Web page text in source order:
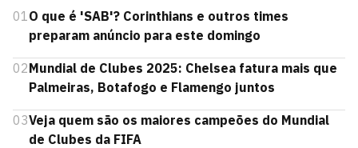
01O que é 'SAB'? Corinthians e outros times
preparam anúncio para este domingo
02Mundial de Clubes 2025: Chelsea fatura mais que
Palmeiras, Botafogo e Flamengo juntos
03Veja quem são os maiores campeões do Mundial
de Clubes da FIFA